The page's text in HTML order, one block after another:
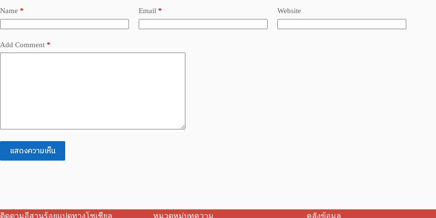
Name * Email * Website
Add Comment *
แสดงความเห็น
ติดตามอีสานร้อยแปดทางโซเชียล หมวดหมู่บทความ คลังข้อมูล